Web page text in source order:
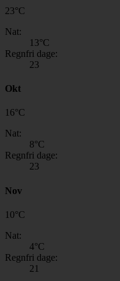
23°C
Nat:
13°C
Regnfri dage:
23
Okt
16°C
Nat:
8°C
Regnfri dage:
23
Nov
10°C
Nat:
4°C
Regnfri dage:
21